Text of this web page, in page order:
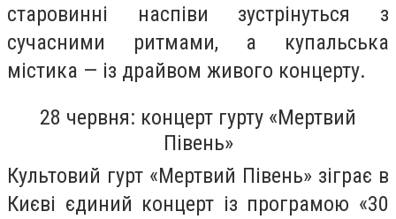
старовинні наспіви зустрінуться з
сучасними ритмами, а купальська
містика — із драйвом живого концерту.
28 червня: концерт гурту «Мертвий
Півень»
Культовий гурт «Мертвий Півень» зіграє в
Києві єдиний концерт із програмою «30